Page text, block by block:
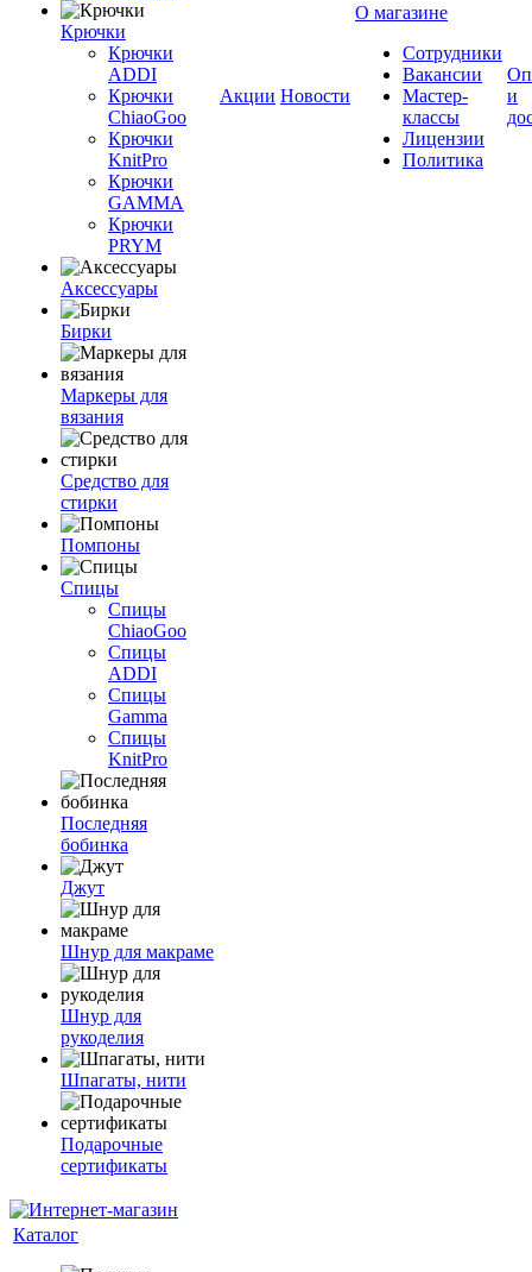
Крючки
Крючки
ADDI
Крючки
ChiaoGoo
Крючки
KnitPro
Крючки
GAMMA
Крючки
PRYM
Аксессуары
Бирки
Маркеры для
вязания
Средство для
стирки
Помпоны
Спицы
Спицы
ChiaoGoo
Спицы
ADDI
Спицы
Gamma
Спицы
KnitPro
Последняя
бобинка
Джут
Шнур для макраме
Шнур для
рукоделия
Шпагаты, нити
Подарочные
сертификаты
Акции Новости
О магазине
Сотрудники
Вакансии
Мастер-
классы
Лицензии
Политика
и
Каталог